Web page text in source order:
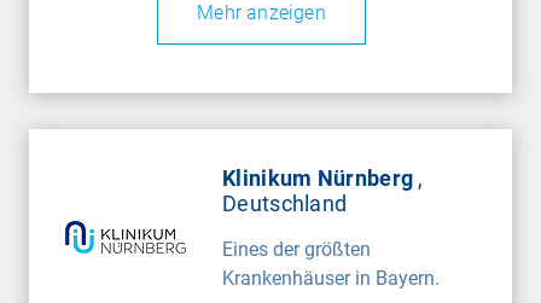
Mehr anzeigen
Klinikum Nürnberg ,
Deutschland
Eines der größten
Krankenhäuser in Bayern.